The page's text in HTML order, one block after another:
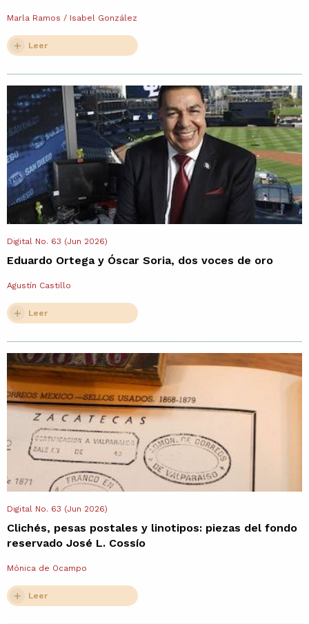
Marla Ramos / Isabel González
Leer
Digital No. 63 (Jun 2026)
Eduardo Ortega y Óscar Soria, dos voces de oro
Agustín Castillo
Leer
Digital No. 63 (Jun 2026)
Clichés, pesas postales y linotipos: piezas del fondo
reservado José L. Cossío
Mónica de Ocampo
Leer